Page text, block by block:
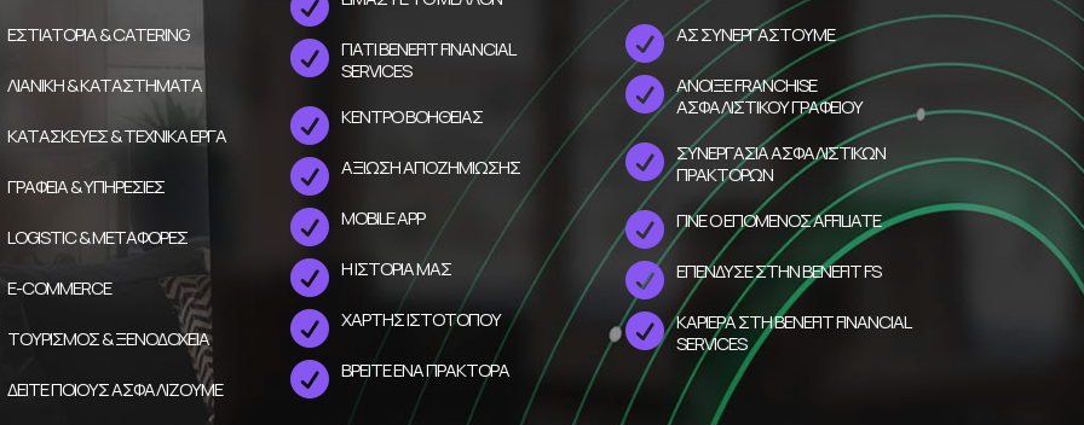
ΕΣΤΙΑΤΌΡΙΑ & CATERING
ΛΙΑΝΙΚΗ & ΚΑΤΑΣΤΗΜΑΤΑ
ΚΑΤΑΣΚΕΥΕΣ & ΤΕΧΝΙΚΑ ΕΡΓΑ
ΓΡΑΦΕΙΑ & ΥΠΗΡΕΣΙΕΣ
LOGISTIC & ΜΕΤΑΦΟΡΕΣ
E-COMMERCE
ΤΟΥΡΙΣΜΟΣ & ΞΕΝΟΔΟΧΕΙΑ
ΔΕΙΤΕ ΠΟΙΟΥΣ ΑΣΦΑΛΙΖΟΥΜΕ
 ΓΙΑΤΙ BENEFIT FINANCIAL
SERVICES
 ΚΕΝΤΡΟ ΒΟΗΘΕΙΑΣ
 ΑΞΙΩΣΗ ΑΠΟΖΗΜΙΩΣΗΣ
 MOBILE APP
 Η ΙΣΤΟΡΙΑ ΜΑΣ
 ΧΑΡΤΗΣ ΙΣΤΟΤΟΠΟΥ
 ΒΡΕΙΤΕ ΕΝΑ ΠΡΑΚΤΟΡΑ
 ΑΣ ΣΥΝΕΡΓΑΣΤΟΥΜΕ
 ΆΝΟΙΞΕ FRANCHISE
ΑΣΦΑΛΙΣΤΙΚΟΎ ΓΡΑΦΕΊΟΥ
 ΣΥΝΕΡΓΑΣΊΑ ΑΣΦΑΛΙΣΤΙΚΏΝ
ΠΡΑΚΤΌΡΩΝ
 ΓΊΝΕ Ο ΕΠΌΜΕΝΟΣ AFFILIATE
 ΕΠΈΝΔΥΣΕ ΣΤΗΝ BENEFIT FS
 ΚΑΡΙΕΡΑ ΣΤΗ BENEFIT FINANCIAL
SERVICES